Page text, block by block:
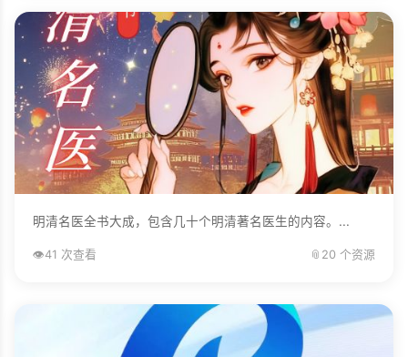
明清名医全书大成，包含几十个明清著名医生的内容。...
👁️41 次查看 📎 20 个资源